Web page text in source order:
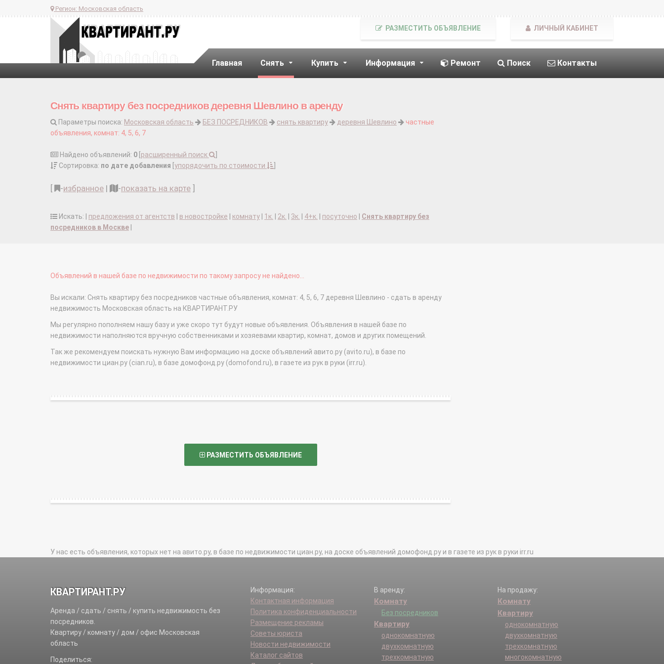
Регион: Московская область
Главная Снять Купить Информация Ремонт Поиск Контакты
РАЗМЕСТИТЬ ОБЪЯВЛЕНИЕ ЛИЧНЫЙ КАБИНЕТ
Снять квартиру без посредников деревня Шевлино в аренду
Параметры поиска: Московская область БЕЗ ПОСРЕДНИКОВ снять квартиру деревня Шевлино
частные
объявления, комнат: 4, 5, 6, 7
Найдено объявлений: 0 расширенный поиск
Сортировка: по дате добавления упорядочить по стоимости
-избранное | -показать на карте
Искать: | предложения от агентств в новостройке комнату 1к. 2к. 3к. 4+к. посуточно
Снять квартиру без
посредников в Москве
Объявлений в нашей базе по недвижимости по такому запросу не найдено...
Вы искали: Снять квартиру без посредников частные объявления, комнат: 4, 5, 6, 7 деревня Шевлино - сдать в аренду
недвижимость Московская область на КВАРТИРАНТ.РУ
Мы регулярно пополняем нашу базу и уже скоро тут будут новые объявления. Объявления в нашей базе по
недвижимости наполняются вручную собственниками и хозяевами квартир, комнат, домов и других помещений.
Так же рекомендуем поискать нужную Вам информацию на доске объявлений авито.ру (avito.ru), в базе по
недвижимости циан.ру (cian.ru), в базе домофонд.ру (domofond.ru), в газете из рук в руки (irr.ru).
РАЗМЕСТИТЬ ОБЪЯВЛЕНИЕ
У нас есть объявления, которых нет на авито.ру, в базе по недвижимости циан.ру, на доске объявлений домофонд.ру и в газете из рук в руки irr.ru
КВАРТИРАНТ.РУ
Аренда / сдать / снять / купить недвижимость без
посредников.
Квартиру / комнату / дом / офис Московская
область
Поделиться:
Информация:
Контактная информация
Политика конфиденциальности
Размещение рекламы
Советы юриста
Новости недвижимости
Каталог сайтов
В аренду:
Комнату
Без посредников
Квартиру
однокомнатную
двухкомнатную
трехкомнатную
На продажу:
Комнату
Квартиру
однокомнатную
двухкомнатную
трехкомнатную
многокомнатную